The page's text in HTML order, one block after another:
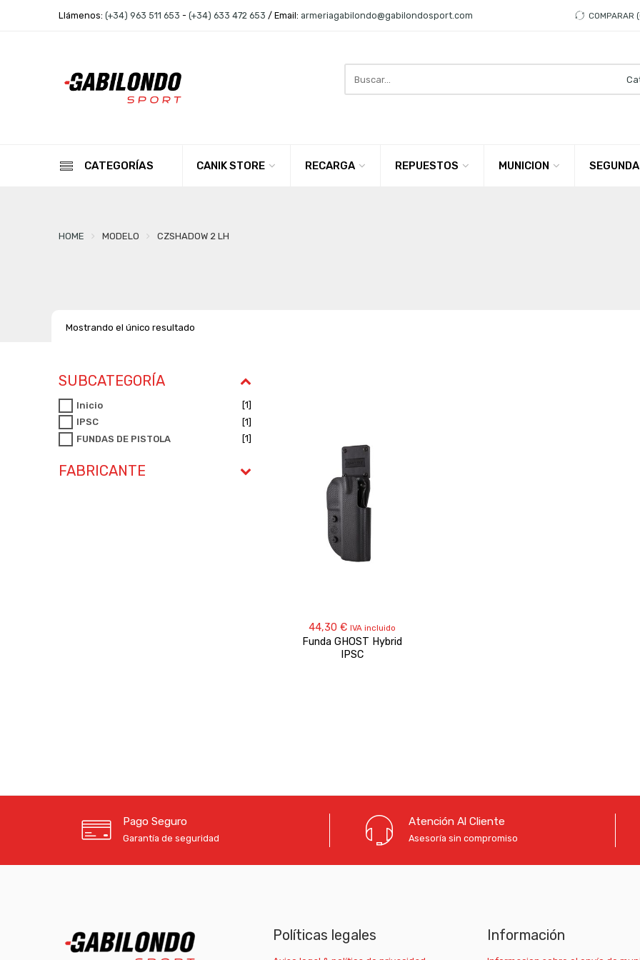
Llámenos: (+34) 963 511 653 - (+34) 633 472 653 / Email: armeriagabilondo@gabilondosport.com COMPARAR
here
CATEGORÍAS CANIK STORE RECARGA REPUESTOS MUNICION
HOME MODELO CZSHADOW 2 LH
Mostrando el único resultado
44,30€ IVA incluido
Funda GHOST Hybrid
IPSC
SUBCATEGORÍA
Inicio
[1]
IPSC
[1]
FUNDAS DE PISTOLA
[1]
FABRICANTE
Pago Seguro
Garantía de seguridad
Atención Al Cliente
Asesoría sin compromiso
Políticas legales Información